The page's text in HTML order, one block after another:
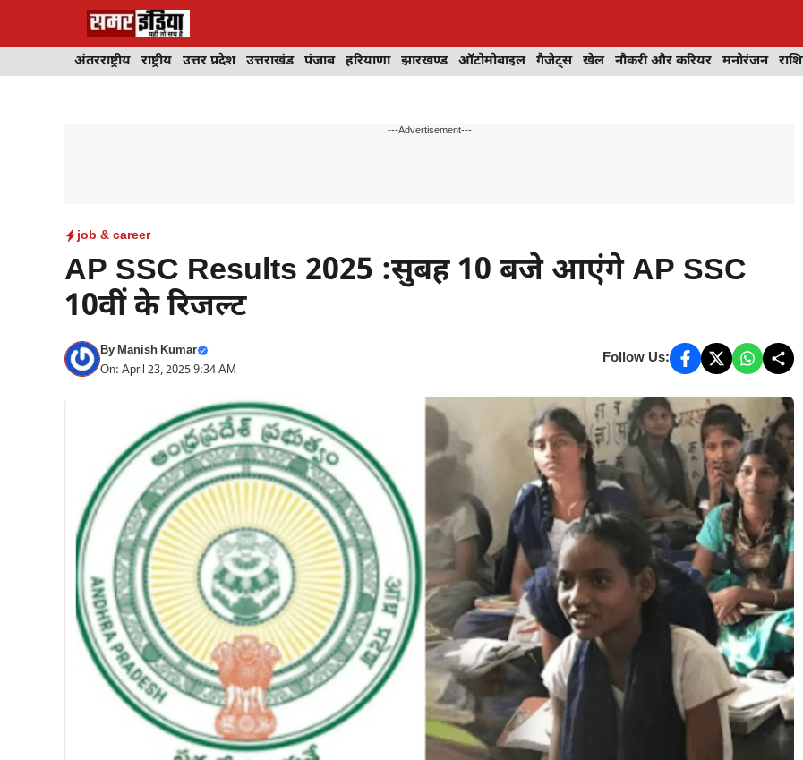
अंतरराष्ट्रीय राष्ट्रीय उत्तर प्रदेश उत्तराखंड पंजाब हरियाणा झारखण्ड ऑटोमोबाइल गैजेट्स खेल नौकरी और करियर मनोरंजन
---Advertisement---
job & career
AP SSC Results 2025 :सुबह 10 बजे आएंगे AP SSC
10वीं के रिजल्ट
ByManish Kumar
On: April 23, 2025 9:34 AM
Follow Us: